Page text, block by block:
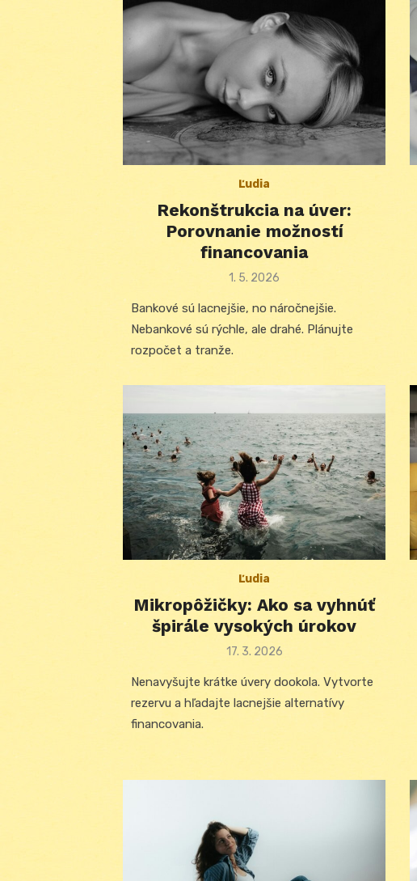
Ľudia
Rekonštrukcia na úver:
Porovnanie možností
financovania
Posted
1. 5. 2026
Bankové sú lacnejšie, no náročnejšie.
Nebankové sú rýchle, ale drahé. Plánujte
rozpočet a tranže.
Ľudia
Mikropôžičky: Ako sa vyhnúť
špirále vysokých úrokov
Posted
17. 3. 2026
Nenavyšujte krátke úvery dookola. Vytvorte
rezervu a hľadajte lacnejšie alternatívy
financovania.